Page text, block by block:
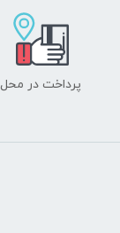
پرداخت در محل